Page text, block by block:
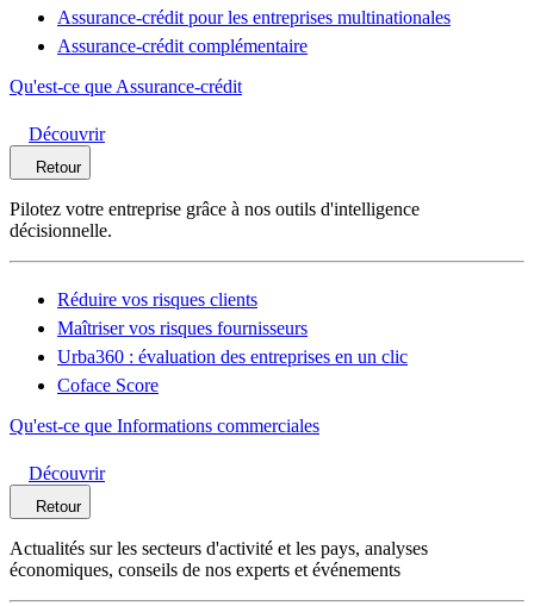
Assurance-crédit pour les entreprises multinationales
Assurance-crédit complémentaire
Qu'est-ce que Assurance-crédit
Découvrir
Retour
Pilotez votre entreprise grâce à nos outils d'intelligence
décisionnelle.
Réduire vos risques clients
Maîtriser vos risques fournisseurs
Urba360 : évaluation des entreprises en un clic
Coface Score
Qu'est-ce que Informations commerciales
Découvrir
Retour
Actualités sur les secteurs d'activité et les pays, analyses
économiques, conseils de nos experts et événements